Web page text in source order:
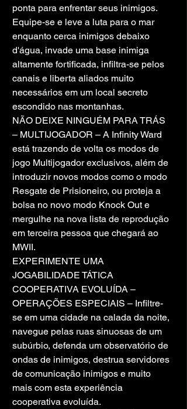
ponta para enfrentar seus inimigos.
Equipe-se e leve a luta para o mar
enquanto cerca inimigos debaixo
d'água, invade uma base inimiga
altamente fortificada, infiltra-se pelos
canais e liberta aliados muito
necessários em um local secreto
escondido nas montanhas.
NÃO DEIXE NINGUÉM PARA TRÁS
– MULTIJOGADOR – A Infinity Ward
está trazendo de volta os modos de
jogo Multijogador exclusivos, além de
introduzir novos modos como o modo
Resgate de Prisioneiro, ou proteja a
bolsa no novo modo Knock Out e
mergulhe na nova lista de reprodução
em terceira pessoa que chegará ao
MWII.
EXPERIMENTE UMA
JOGABILIDADE TÁTICA
COOPERATIVA EVOLUÍDA –
OPERAÇÕES ESPECIAIS – Infiltre-
se em uma cidade na calada da noite,
navegue pelas ruas sinuosas de um
subúrbio, defenda um observatório de
ondas de inimigos, destrua servidores
de comunicação inimigos e muito
mais com esta experiência
cooperativa evoluída.